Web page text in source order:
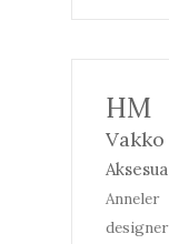
HM
Vakko
designer